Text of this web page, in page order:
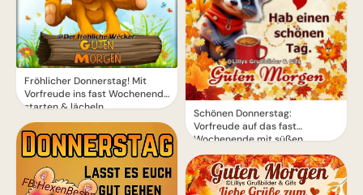
Fröhlicher Donnerstag! Mit
Vorfreude ins fast Wochenende
starten & lächeln
Schönen Donnerstag:
Vorfreude auf das fast
Wochenende mit süßen
Grüßen